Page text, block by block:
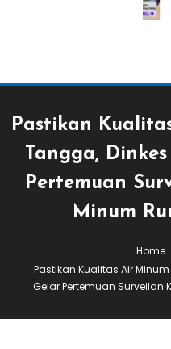
Pastikan
Tangga,
Pertemuan
Minum
Home
Pastikan Kualitas Air
Gelar Pertemuan Surveilan